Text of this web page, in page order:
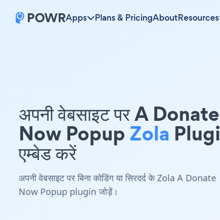
Apps Plans & PricingAboutResources
अपनी वेबसाइट पर A Donate
Now PopupZola
एम्बेड करें
अपनी वेबसाइट पर बिना कोडिंग या सिरदर्द के Zola A Donate
Now Popup plugin जोड़ें।